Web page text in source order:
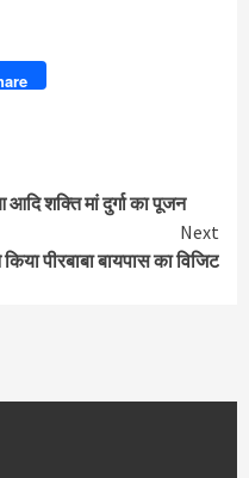
शक्ति मां दुर्गा का पूजन
Next
पीरबाबा बायपास का विजिट